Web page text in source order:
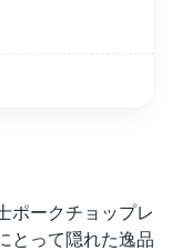
ポークチョップレ
とって隠れた逸品